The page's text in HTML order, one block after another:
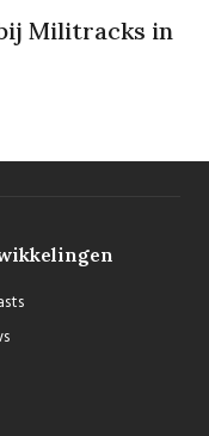
Militracks in